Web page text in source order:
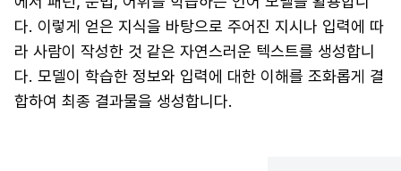
다. 이렇게 얻은 지식을 바탕으로 주어진 지시나 입력에 따
라 사람이 작성한 것 같은 자연스러운 텍스트를 생성합니
다. 모델이 학습한 정보와 입력에 대한 이해를 조화롭게 결
합하여 최종 결과물을 생성합니다.